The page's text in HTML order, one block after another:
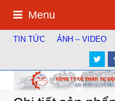
Menu
TIN TỨC ẢNH – VIDEO